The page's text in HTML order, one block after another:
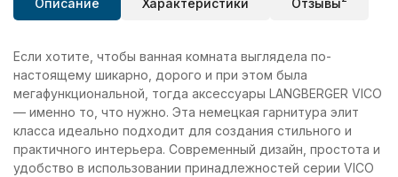
Описание Характеристики Отзывы
Если хотите, чтобы ванная комната выглядела по-
настоящему шикарно, дорого и при этом была
мегафункциональной, тогда аксессуары LANGBERGER VICO
— именно то, что нужно. Эта немецкая гарнитура элит
класса идеально подходит для создания стильного и
практичного интерьера. Современный дизайн, простота и
удобство в использовании принадлежностей серии VICO